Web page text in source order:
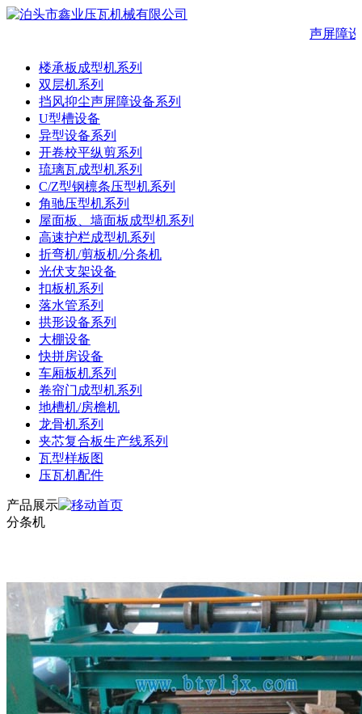
声屏障设
楼承板成型机系列
双层机系列
挡风抑尘声屏障设备系列
U型槽设备
异型设备系列
开卷校平纵剪系列
琉璃瓦成型机系列
C/Z型钢檩条压型机系列
角驰压型机系列
屋面板、墙面板成型机系列
高速护栏成型机系列
折弯机/剪板机/分条机
光伏支架设备
扣板机系列
落水管系列
拱形设备系列
大棚设备
快拼房设备
车厢板机系列
卷帘门成型机系列
地槽机/房檐机
龙骨机系列
夹芯复合板生产线系列
瓦型样板图
压瓦机配件
产品展示
分条机